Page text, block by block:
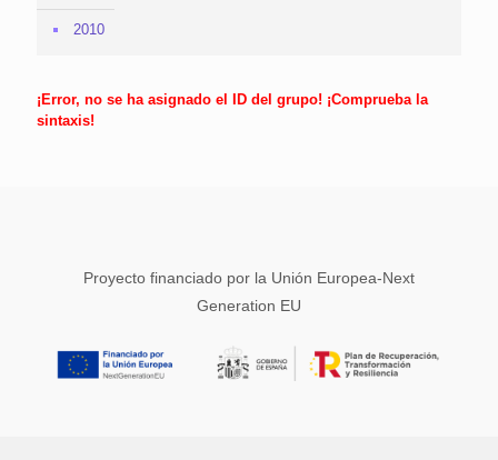
2010
¡Error, no se ha asignado el ID del grupo! ¡Comprueba la
sintaxis!
Proyecto financiado por la Unión Europea-Next
Generation EU